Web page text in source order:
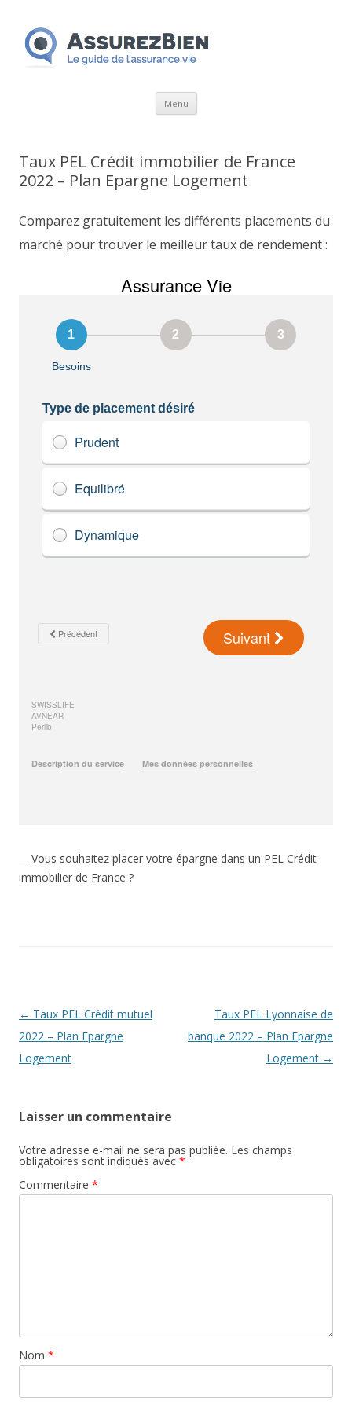
Menu Aller
Taux PEL Crédit immobilier de France
2022 – Plan Epargne Logement
Comparez gratuitement les différents placements du
marché pour trouver le meilleur taux de rendement :
__ Vous souhaitez placer votre épargne dans un PEL Crédit
immobilier de France ?
Navigation
des
articles
← Taux PEL Crédit mutuel
2022 – Plan Epargne
Logement
Taux PEL Lyonnaise de
banque 2022 – Plan Epargne
Logement →
Laisser un commentaire
Votre adresse e-mail ne sera pas publiée. Les champs
obligatoires sont indiqués avec *
Commentaire *
Nom *